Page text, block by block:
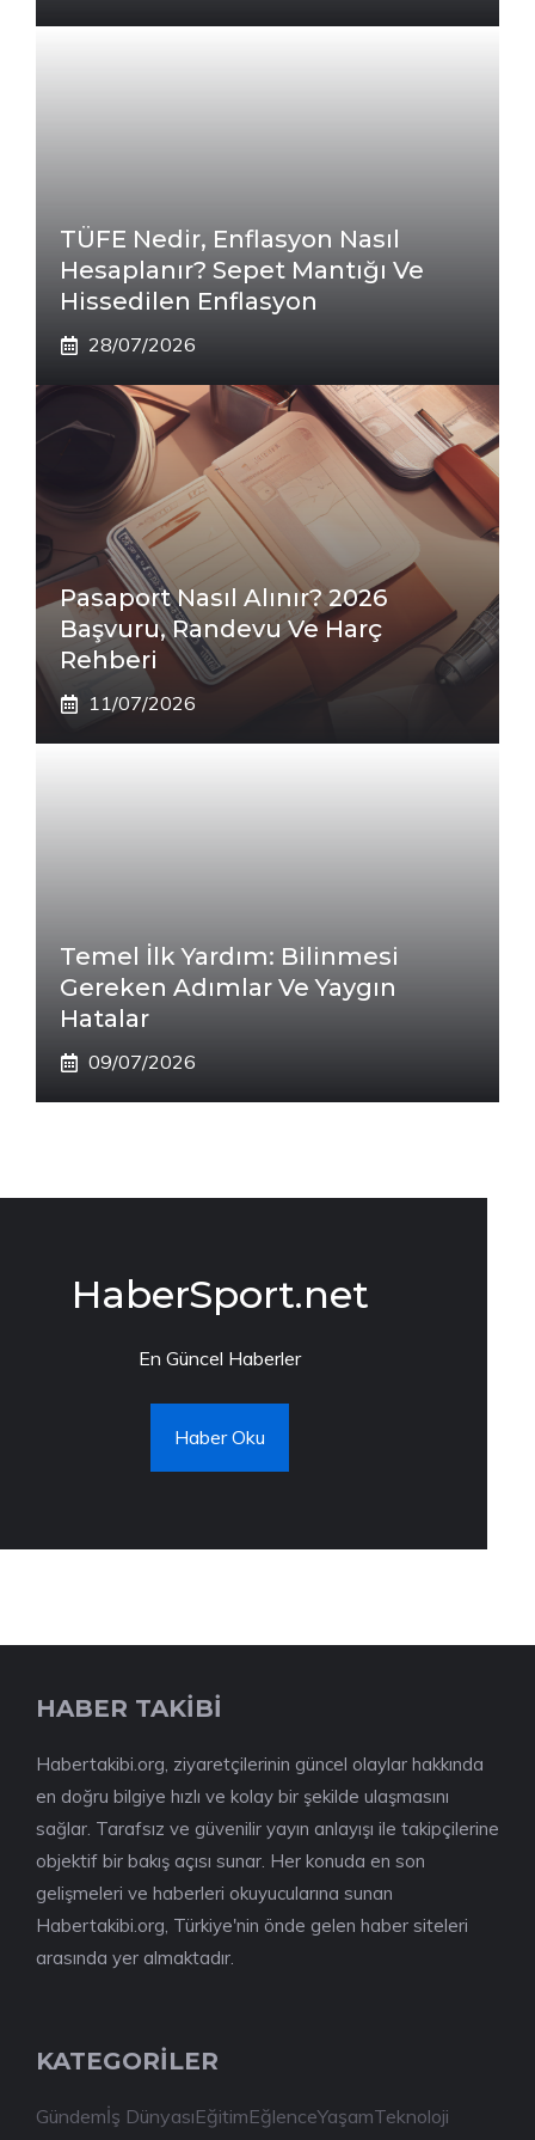
TÜFE Nedir, Enflasyon Nasıl
Hesaplanır? Sepet Mantığı Ve
Hissedilen Enflasyon
28/07/2026
Pasaport Nasıl Alınır? 2026
Başvuru, Randevu Ve Harç
Rehberi
11/07/2026
Temel İlk Yardım: Bilinmesi
Gereken Adımlar Ve Yaygın
Hatalar
09/07/2026
HaberSport.net
En Güncel Haberler
Haber Oku
HABER TAKİBİ
Habertakibi.org, ziyaretçilerinin güncel olaylar hakkında
en doğru bilgiye hızlı ve kolay bir şekilde ulaşmasını
sağlar. Tarafsız ve güvenilir yayın anlayışı ile takipçilerine
objektif bir bakış açısı sunar. Her konuda en son
gelişmeleri ve haberleri okuyucularına sunan
Habertakibi.org, Türkiye'nin önde gelen haber siteleri
arasında yer almaktadır.
KATEGORİLER
Gündemİş DünyasıEğitimEğlenceYaşamTeknoloji